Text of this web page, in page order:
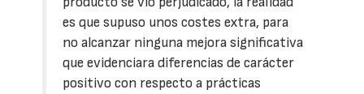
es que supuso unos costes extra, para
no alcanzar ninguna mejora significativa
que evidenciara diferencias de carácter
positivo con respecto a prácticas